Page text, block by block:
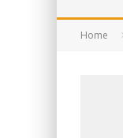
Home